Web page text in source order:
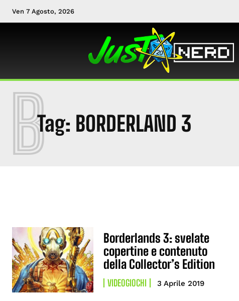
Ven 7 Agosto, 2026
Tag: BORDERLAND 3
B
Borderlands 3: svelate
copertine e contenuto
della Collector’s Edition
VIDEOGIOCHI 3 Aprile 2019